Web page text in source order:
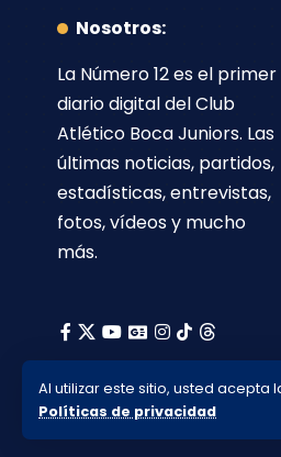
Al utilizar este sitio, usted acepta
Políticas de privacidad
Nosotros:
La Número 12es el primer
diario digital delClub
Atlético Boca Juniors. Las
últimas noticias, partidos,
estadísticas, entrevistas,
fotos, vídeos y mucho
más.
© 2010-2026